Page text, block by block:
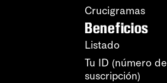
Crucigramas
Beneficios
Listado
Tu ID (número de
suscripción)